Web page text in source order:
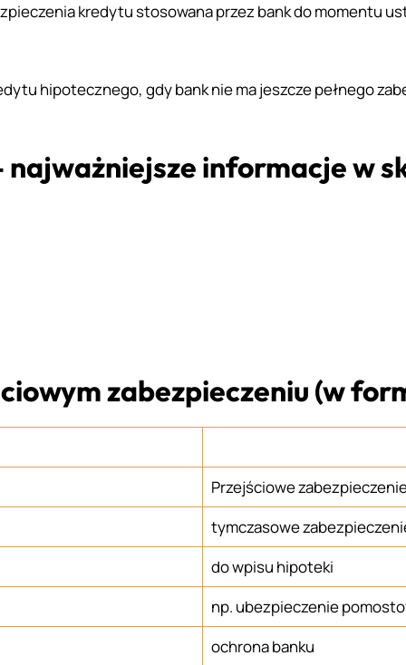
kredytu stosowana przez bank do momentu
hipotecznego, gdy bank nie ma jeszcze pełnego
najważniejsze informacje w
zabezpieczeniu (w
Przejściowe
tymczasowe
do wpisu hipoteki
np. ubezpieczenie
ochrona banku